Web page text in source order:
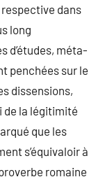
dans
long
d’études, méta-
penchées sur le
dissensions,
de la légitimité
que les
s’équivaloir à
romaine